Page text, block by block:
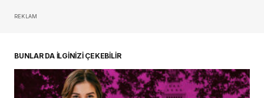
REKLAM
BUNLAR DA İLGİNİZİ ÇEKEBİLİR